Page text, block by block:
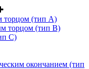
торцом (тип А)
торцом (тип В)
С)
окончанием (тип